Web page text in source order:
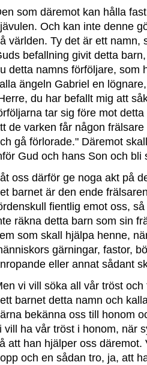
som däremot kan hålla
Och kan inte denne
världen. Ty det är ett namn,
befallning givit detta
detta namns förföljare, som
ängeln Gabriel en
du har befallt mig att
tar sig före mot detta
de varken får någon
gå förlorade." Däremot
Gud och hans Son och bli
oss därför ge noga akt på
barnet är den ende
fientlig emot oss,
räkna detta barn som sin
som skall hjälpa henne,
gärningar, fastor,
eller annat sådant
vi vill söka all vår tröst
barnet detta namn och
bekänna oss till honom
vill ha vår tröst i honom, när
att han hjälper oss däremot.
och en sådan tro, ja, att